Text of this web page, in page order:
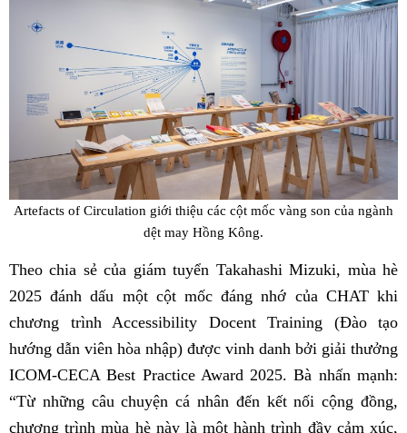
Artefacts of Circulation giới thiệu các cột mốc vàng son của ngành
dệt may Hồng Kông.
Theo chia sẻ của giám tuyển Takahashi Mizuki, mùa hè
2025 đánh dấu một cột mốc đáng nhớ của CHAT khi
chương trình Accessibility Docent Training (Đào tạo
hướng dẫn viên hòa nhập) được vinh danh bởi giải thưởng
ICOM-CECA Best Practice Award 2025. Bà nhấn mạnh:
“Từ những câu chuyện cá nhân đến kết nối cộng đồng,
chương trình mùa hè này là một hành trình đầy cảm xúc,